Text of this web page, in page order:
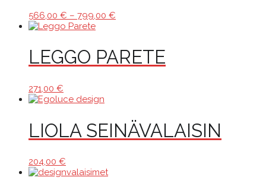
566,00 € – 799,00 €
LEGGO PARETE
271,00 €
LIOLA SEINÄVALAISIN
204,00 €